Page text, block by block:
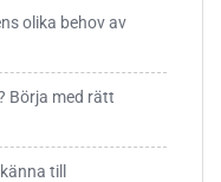
olika behov av
Börja med rätt
till